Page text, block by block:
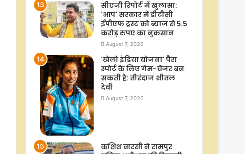
सीएजी रिपोर्ट में खुलासा:
'आप' सरकार में डीटीसी
ईपीएफ ट्रस्ट को ब्याज से 5.5
करोड़ रुपए का नुकसान
August 7, 2026
'खेलो इंडिया योजना' पैरा
स्पोर्ट के लिए गेम-चेंजर बन
सकती है: तीरंदाज शीतल
देवी
August 7, 2026
कशिश वारसी ने रामपुर